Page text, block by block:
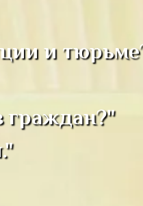
и
граждан?"